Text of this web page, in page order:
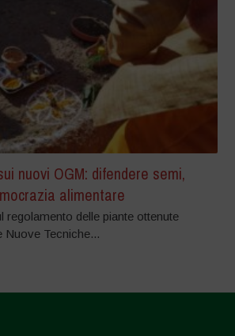
nuovi OGM: difendere semi,
alimentare
regolamento delle piante ottenute
Nuove Tecniche...